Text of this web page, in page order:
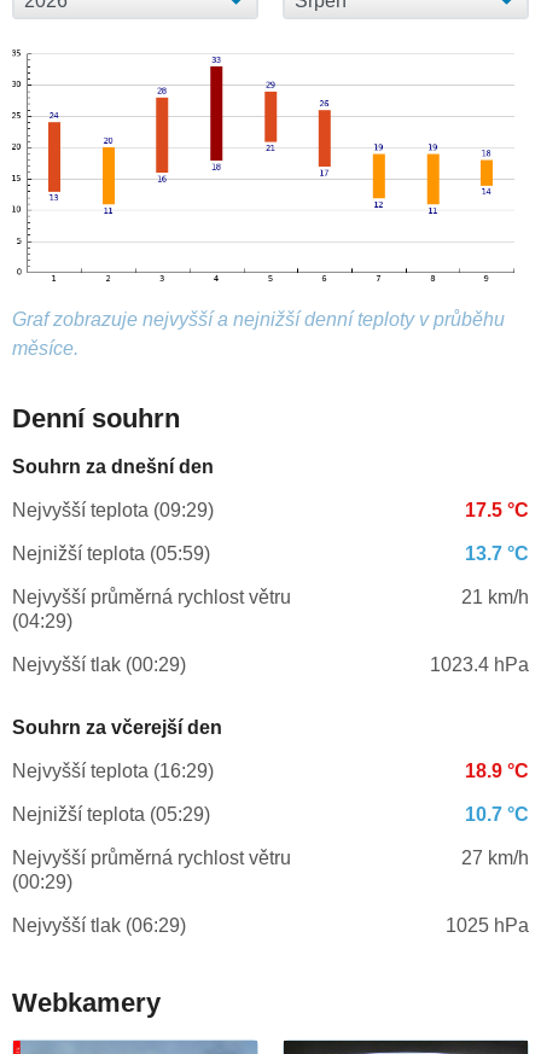
Graf zobrazuje nejvyšší a nejnižší denní teploty v průběhu
měsíce.
Denní souhrn
Souhrn za dnešní den
Nejvyšší teplota (09:29) 17.5 °C
Nejnižší teplota (05:59) 13.7 °C
Nejvyšší průměrná rychlost větru
(04:29)
21 km/h
Nejvyšší tlak (00:29) 1023.4 hPa
Souhrn za včerejší den
Nejvyšší teplota (16:29) 18.9 °C
Nejnižší teplota (05:29) 10.7 °C
Nejvyšší průměrná rychlost větru
(00:29)
27 km/h
Nejvyšší tlak (06:29) 1025 hPa
Webkamery